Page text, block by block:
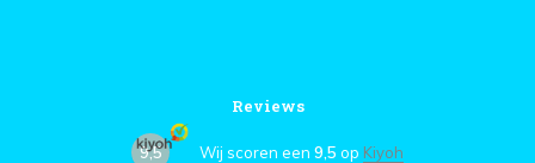
Reviews
9,5 Wij scoren een 9,5 op Kiyoh